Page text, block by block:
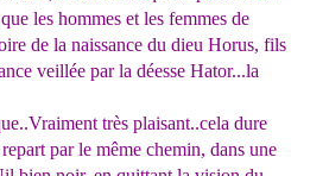
les hommes et les femmes de
de la naissance du dieu Horus, fils
veillée par la déesse Hator...la
très plaisant..cela dure
par le même chemin, dans une